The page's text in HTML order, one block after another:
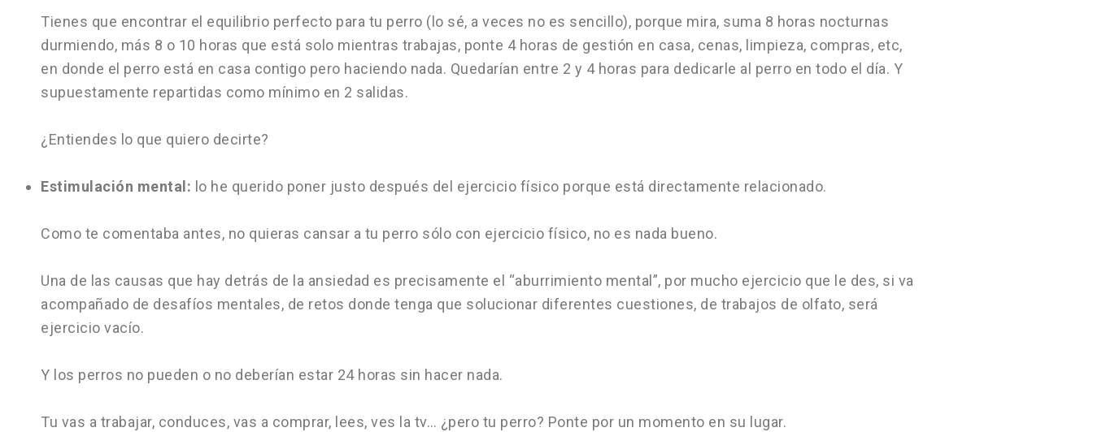
Tienes que encontrar el equilibrio perfecto para tu perro (lo sé, a veces no es sencillo), porque mira, suma 8 horas nocturnas
durmiendo, más 8 o 10 horas que está solo mientras trabajas, ponte 4 horas de gestión en casa, cenas, limpieza, compras, etc,
en donde el perro está en casa contigo pero haciendo nada. Quedarían entre 2 y 4 horas para dedicarle al perro en todo el día. Y
supuestamente repartidas como mínimo en 2 salidas.
¿Entiendes lo que quiero decirte?
Estimulación mental: lo he querido poner justo después del ejercicio físico porque está directamente relacionado.
Como te comentaba antes, no quieras cansar a tu perro sólo con ejercicio físico, no es nada bueno.
Una de las causas que hay detrás de la ansiedad es precisamente el “aburrimiento mental”, por mucho ejercicio que le des, si va
acompañado de desafíos mentales, de retos donde tenga que solucionar diferentes cuestiones, de trabajos de olfato, será
ejercicio vacío.
Y los perros no pueden o no deberían estar 24 horas sin hacer nada.
Tu vas a trabajar, conduces, vas a comprar, lees, ves la tv… ¿pero tu perro? Ponte por un momento en su lugar.